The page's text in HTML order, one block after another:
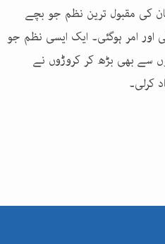
کی مقبول ترین نظم جو بچے
اور امر ہوگئی۔ ایک ایسی نظم جو
سے بھی بڑھ کر کروڑوں نے
کرلی۔